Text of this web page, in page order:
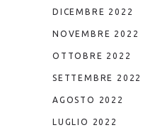
DICEMBRE 2022
NOVEMBRE 2022
OTTOBRE 2022
SETTEMBRE 2022
AGOSTO 2022
LUGLIO 2022